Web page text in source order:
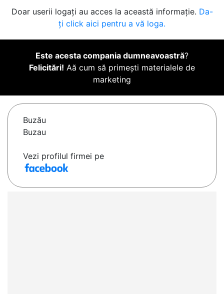
Doar userii logați au acces la această informație. Da-
ți click aici pentru a vă loga.
Este acesta compania dumneavoastră?
Felicitări! Aă cum să primești materialele de
marketing
Buzău
Buzau
Vezi profilul firmei pe